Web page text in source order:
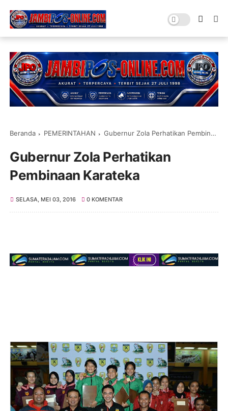
Beranda PEMERINTAHAN Gubernur Zola Perhatikan Pembinaan Karateka
Gubernur Zola Perhatikan
Pembinaan Karateka
SELASA, MEI 03, 2016 0 KOMENTAR